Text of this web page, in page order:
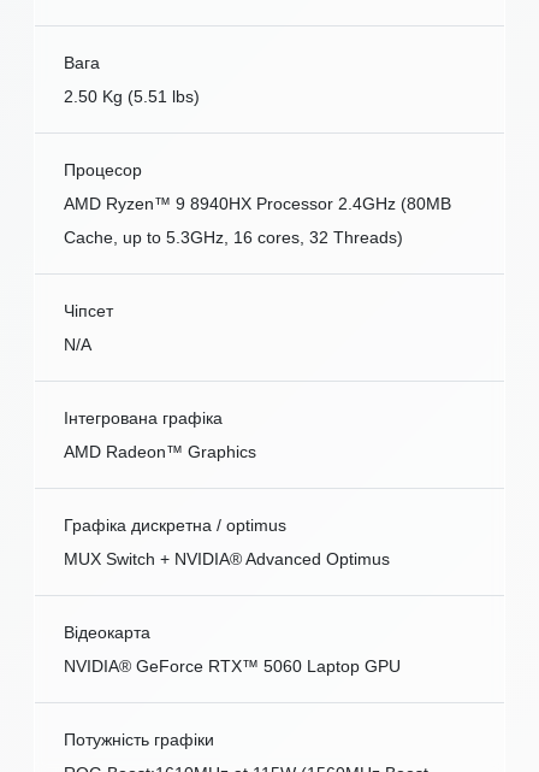
Вага
2.50 Kg (5.51 lbs)
Процесор
AMD Ryzen™ 9 8940HX Processor 2.4GHz (80MB
Cache, up to 5.3GHz, 16 cores, 32 Threads)
Чіпсет
N/A
Інтегрована графіка
AMD Radeon™ Graphics
Графіка дискретна / optimus
MUX Switch + NVIDIA® Advanced Optimus
Відеокарта
NVIDIA® GeForce RTX™ 5060 Laptop GPU
Потужність графіки